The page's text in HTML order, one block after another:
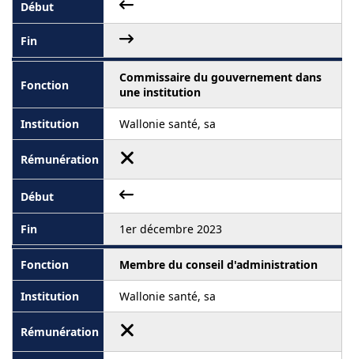
Commissaire du gouvernement dans
une institution
Wallonie santé, sa
1er décembre 2023
Membre du conseil d'administration
Wallonie santé, sa